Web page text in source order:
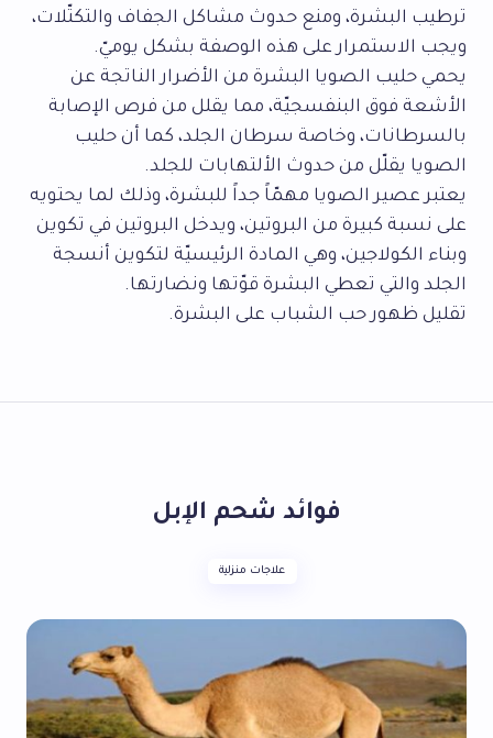
ترطيب البشرة، ومنع حدوث مشاكل الجفاف والتكتّلات،
ويجب الاستمرار على هذه الوصفة بشكل يوميّ.
يحمي حليب الصويا البشرة من الأضرار الناتجة عن
الأشعة فوق البنفسجيّة، مما يقلل من فرص الإصابة
بالسرطانات، وخاصة سرطان الجلد، كما أن حليب
الصويا يقلّل من حدوث الألتهابات للجلد.
يعتبر عصير الصويا مهمّاً جداً للبشرة، وذلك لما يحتويه
على نسبة كبيرة من البروتين، ويدخل البروتين في تكوين
وبناء الكولاجين، وهي المادة الرئيسيّة لتكوين أنسجة
الجلد والتي تعطي البشرة قوّتها ونضارتها.
تقليل ظهور حب الشباب على البشرة.
فوائد شحم الإبل
علاجات منزلية